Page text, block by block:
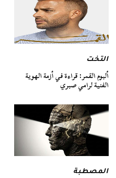
التخت
ألبوم القمر: قراءة في أزمة الهوية
الفنية لرامي صبري
المصطبة